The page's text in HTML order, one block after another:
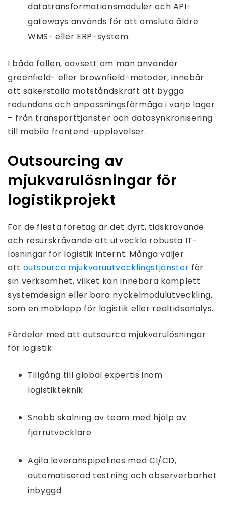
datatransformationsmoduler och API-
gateways används för att omsluta äldre
WMS- eller ERP-system.
I båda fallen, oavsett om man använder
greenfield- eller brownfield-metoder, innebär
att säkerställa motståndskraft att bygga
redundans och anpassningsförmåga i varje lager
– från transporttjänster och datasynkronisering
till mobila frontend-upplevelser.
Outsourcing av
mjukvarulösningar för
logistikprojekt
För de flesta företag är det dyrt, tidskrävande
och resurskrävande att utveckla robusta IT-
lösningar för logistik internt. Många väljer
att outsourca mjukvaruutvecklingstjänster för
sin verksamhet, vilket kan innebära komplett
systemdesign eller bara nyckelmodulutveckling,
som en mobilapp för logistik eller realtidsanalys.
Fördelar med att outsourca mjukvarulösningar
för logistik:
Tillgång till global expertis inom
logistikteknik
Snabb skalning av team med hjälp av
fjärrutvecklare
Agila leveranspipelines med CI/CD,
automatiserad testning och observerbarhet
inbyggd